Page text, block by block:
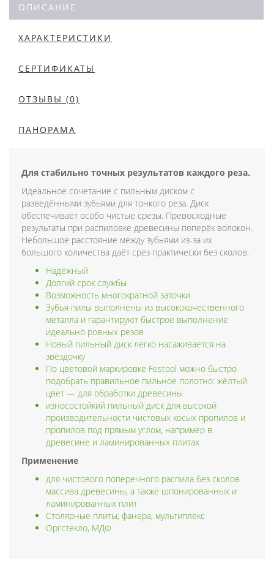
ОПИСАНИЕ
ХАРАКТЕРИСТИКИ
СЕРТИФИКАТЫ
ОТЗЫВЫ (0)
ПАНОРАМА
Для стабильно точных результатов каждого реза.
Идеальное сочетание с пильным диском с
разведёнными зубьями для тонкого реза. Диск
обеспечивает особо чистые срезы. Превосходные
результаты при распиловке древесины поперёк волокон.
Небольшое расстояние между зубьями из-за их
большого количества даёт срез практически без сколов.
Надёжный
Долгий срок службы
Возможность многократной заточки
Зубья пилы выполнены из высококачественного
металла и гарантируют быстрое выполнение
идеально ровных резов
Новый пильный диск легко насаживается на
звёздочку
По цветовой маркировке Festool можно быстро
подобрать правильное пильное полотно: жёлтый
цвет — для обработки древесины
износостойкий пильный диск для высокой
производительности чистовых косых пропилов и
пропилов под прямым углом, например в
древесине и ламинированных плитах
Применение
для чистового поперечного распила без сколов
массива древесины, а также шпонированных и
ламинированных плит
Столярные плиты, фанера, мультиплекс
Оргстекло, МДФ